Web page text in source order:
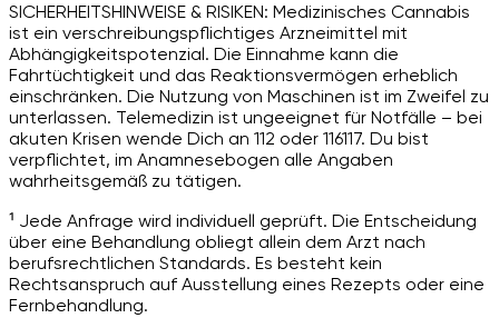
SICHERHEITSHINWEISE & RISIKEN: Medizinisches Cannabis
ist ein verschreibungspflichtiges Arzneimittel mit
Abhängigkeitspotenzial. Die Einnahme kann die
Fahrtüchtigkeit und das Reaktionsvermögen erheblich
einschränken. Die Nutzung von Maschinen ist im Zweifel zu
unterlassen. Telemedizin ist ungeeignet für Notfälle – bei
akuten Krisen wende Dich an 112 oder 116117. Du bist
verpflichtet, im Anamnesebogen alle Angaben
wahrheitsgemäß zu tätigen.
¹ Jede Anfrage wird individuell geprüft. Die Entscheidung
über eine Behandlung obliegt allein dem Arzt nach
berufsrechtlichen Standards. Es besteht kein
Rechtsanspruch auf Ausstellung eines Rezepts oder eine
Fernbehandlung.